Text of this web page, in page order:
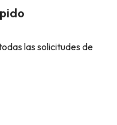
las solicitudes de